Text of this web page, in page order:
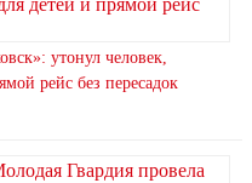
утонул человек,
рейс без пересадок